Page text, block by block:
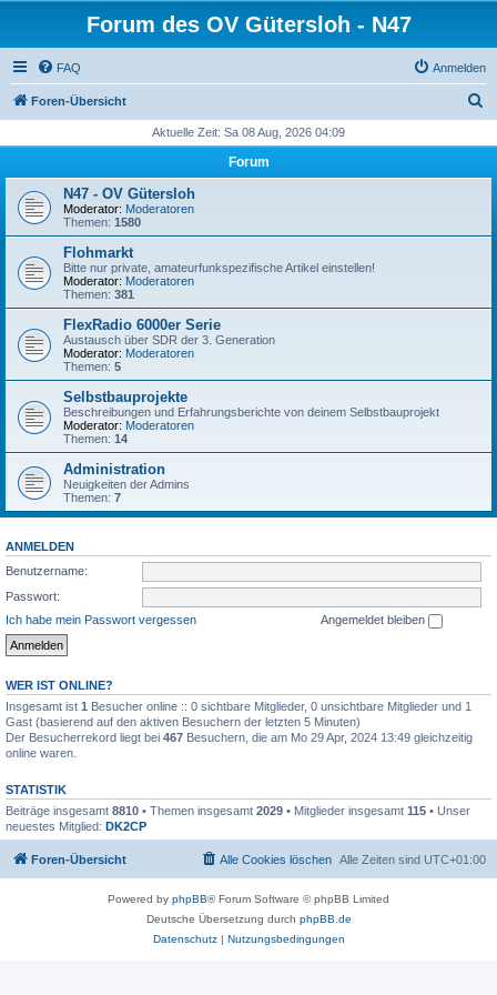
Forum des OV Gütersloh - N47
FAQ Anmelden
Foren-Übersicht
h
Aktuelle Zeit: Sa 08 Aug, 2026 04:09
Forum
N47 - OV Gütersloh
Moderator: Moderatoren
Themen: 1580
Flohmarkt
Bitte nur private, amateurfunkspezifische Artikel einstellen!
Moderator: Moderatoren
Themen: 381
FlexRadio 6000er Serie
Austausch über SDR der 3. Generation
Moderator: Moderatoren
Themen: 5
Selbstbauprojekte
Beschreibungen und Erfahrungsberichte von deinem Selbstbauprojekt
Moderator: Moderatoren
Themen: 14
Administration
Neuigkeiten der Admins
Themen: 7
ANMELDEN
Benutzername:
Passwort:
Ich habe mein Passwort vergessen
Angemeldet bleiben
WER IST ONLINE?
Insgesamt ist 1 Besucher online :: 0 sichtbare Mitglieder, 0 unsichtbare Mitglieder und 1
Gast (basierend auf den aktiven Besuchern der letzten 5 Minuten)
Der Besucherrekord liegt bei 467 Besuchern, die am Mo 29 Apr, 2024 13:49 gleichzeitig
online waren.
STATISTIK
Beiträge insgesamt 8810 • Themen insgesamt 2029 • Mitglieder insgesamt 115 • Unser
neuestes Mitglied: DK2CP
Foren-Übersicht Alle Zeiten sind UTC+01:00
Alle Cookies löschen
Powered by phpBB® Forum Software © phpBB Limited
Deutsche Übersetzung durch phpBB.de
Datenschutz| Nutzungsbedingungen